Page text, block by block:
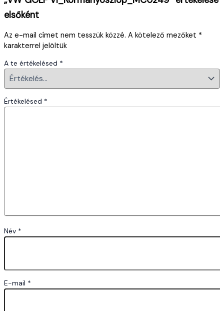
elsőként
Az e-mail címet nem tesszük közzé. A kötelező mezőket *
karakterrel jelöltük
A te értékelésed *
Értékelésed *
Név *
E-mail *